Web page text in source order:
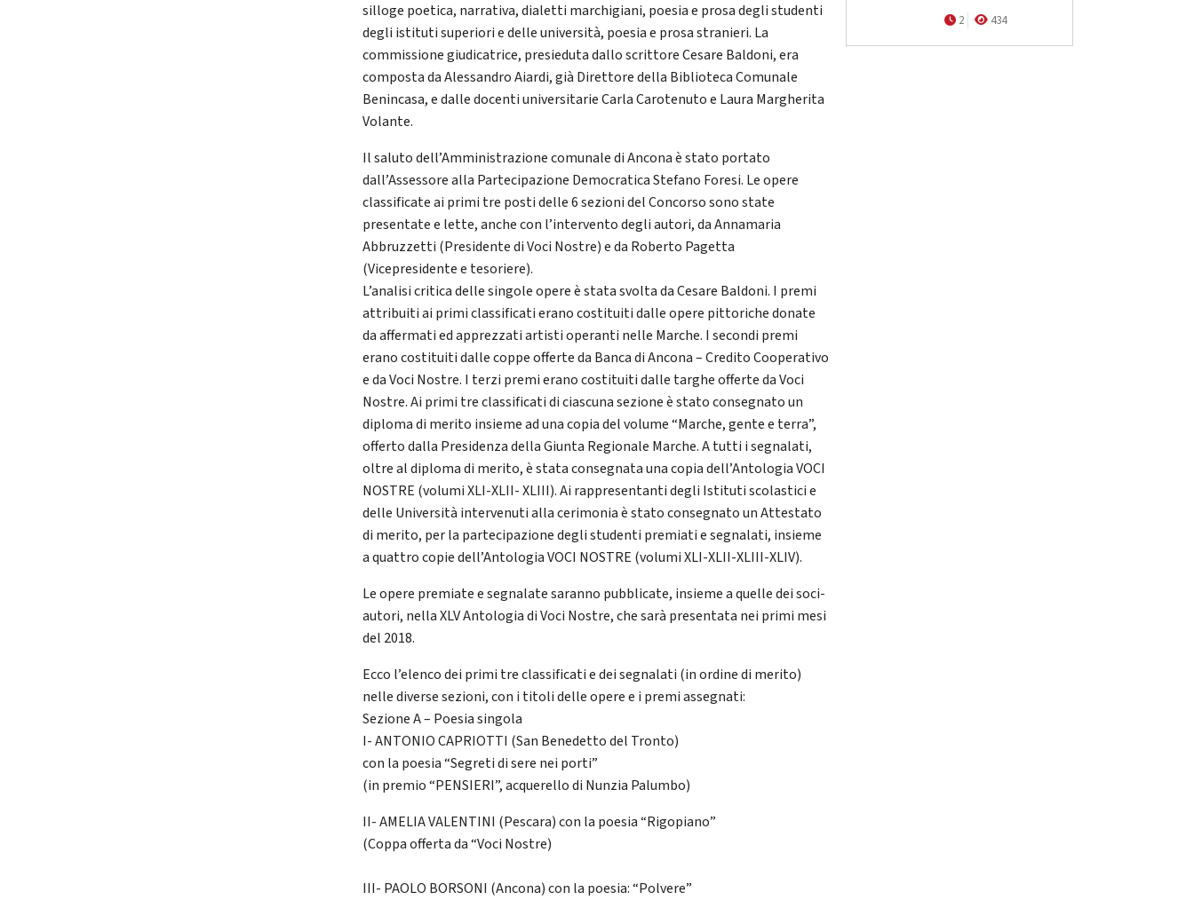
silloge poetica, narrativa, dialetti marchigiani, poesia e prosa degli studenti
degli istituti superiori e delle università, poesia e prosa stranieri. La
commissione giudicatrice, presieduta dallo scrittore Cesare Baldoni, era
composta da Alessandro Aiardi, già Direttore della Biblioteca Comunale
Benincasa, e dalle docenti universitarie Carla Carotenuto e Laura Margherita
Volante.
Il saluto dell’Amministrazione comunale di Ancona è stato portato
dall’Assessore alla Partecipazione Democratica Stefano Foresi. Le opere
classificate ai primi tre posti delle 6 sezioni del Concorso sono state
presentate e lette, anche con l’intervento degli autori, da Annamaria
Abbruzzetti (Presidente di Voci Nostre) e da Roberto Pagetta
(Vicepresidente e tesoriere).
L’analisi critica delle singole opere è stata svolta da Cesare Baldoni. I premi
attribuiti ai primi classificati erano costituiti dalle opere pittoriche donate
da affermati ed apprezzati artisti operanti nelle Marche. I secondi premi
erano costituiti dalle coppe offerte da Banca di Ancona – Credito Cooperativo
e da Voci Nostre. I terzi premi erano costituiti dalle targhe offerte da Voci
Nostre. Ai primi tre classificati di ciascuna sezione è stato consegnato un
diploma di merito insieme ad una copia del volume “Marche, gente e terra”,
offerto dalla Presidenza della Giunta Regionale Marche. A tutti i segnalati,
oltre al diploma di merito, è stata consegnata una copia dell’Antologia VOCI
NOSTRE (volumi XLI-XLII- XLIII). Ai rappresentanti degli Istituti scolastici e
delle Università intervenuti alla cerimonia è stato consegnato un Attestato
di merito, per la partecipazione degli studenti premiati e segnalati, insieme
a quattro copie dell’Antologia VOCI NOSTRE (volumi XLI-XLII-XLIII-XLIV).
Le opere premiate e segnalate saranno pubblicate, insieme a quelle dei soci-
autori, nella XLV Antologia di Voci Nostre, che sarà presentata nei primi mesi
del 2018.
Ecco l’elenco dei primi tre classificati e dei segnalati (in ordine di merito)
nelle diverse sezioni, con i titoli delle opere e i premi assegnati:
Sezione A – Poesia singola
I- ANTONIO CAPRIOTTI (San Benedetto del Tronto)
con la poesia “Segreti di sere nei porti”
(in premio “PENSIERI”, acquerello di Nunzia Palumbo)
II- AMELIA VALENTINI (Pescara) con la poesia “Rigopiano”
(Coppa offerta da “Voci Nostre)
III- PAOLO BORSONI (Ancona) con la poesia: “Polvere”
2 434